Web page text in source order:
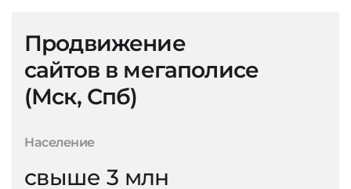
Продвижение
сайтов в мегаполисе
(Мск, Спб)
Население
свыше 3 млн